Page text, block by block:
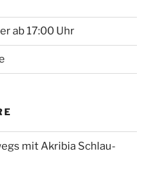
ab 17:00 Uhr
mit Akribia Schlau-